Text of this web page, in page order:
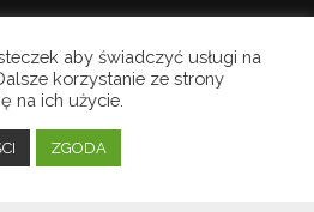
Smogowy
All Rights Reserved.
prywatności
aby świadczyć usługi na
korzystanie ze strony
na ich użycie.
ZGODA